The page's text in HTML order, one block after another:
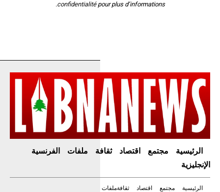
confidentialitépour plus d’informations.
الرئيسية مجتمع اقتصاد ثقافة ملفات
الفرنسية
الإنجليزية
الرئيسية مجتمع اقتصاد ثقافةملفات